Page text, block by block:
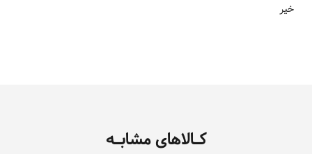
خیر
کـالاهای مشابـه